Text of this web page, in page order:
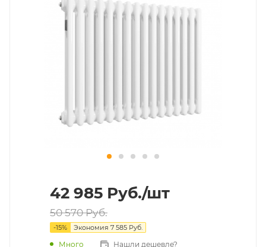
42 985 Руб./шт
50 570Руб.
-15% Экономия 7 585 Руб.
Много Нашли дешевле?